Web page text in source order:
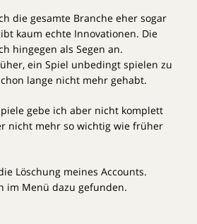
die gesamte Branche eher sogar
kaum echte Innovationen. Die
hingegen als Segen an.
ein Spiel unbedingt spielen zu
lange nicht mehr gehabt.
gebe ich aber nicht komplett
nicht mehr so wichtig wie früher
Löschung meines Accounts.
im Menü dazu gefunden.